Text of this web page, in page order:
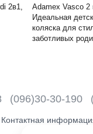
2в1,
Adamex Vasco 2
Идеальная
коляска для
заботливых
(096)30-30-190
Контактная